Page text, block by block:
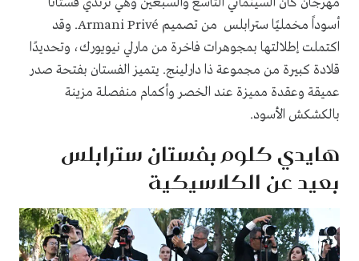
أسوداً مخمليًا سترابلس من تصميم Armani Privé. وقد
اكتملت إطلالتها بمجوهرات فاخرة من مارلي نيويورك، وتحديدًا
قلادة كبيرة من مجموعة ذا دارلينج. يتميز الفستان بفتحة صدر
عميقة وعقدة مميزة عند الخصر وأكمام منفصلة مزينة
بالكشكش الأسود.
هايدي كلوم بفستان سترابلس
بعيد عن الكلاسيكية